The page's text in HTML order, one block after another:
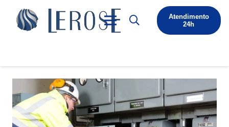
Atendimento
24h